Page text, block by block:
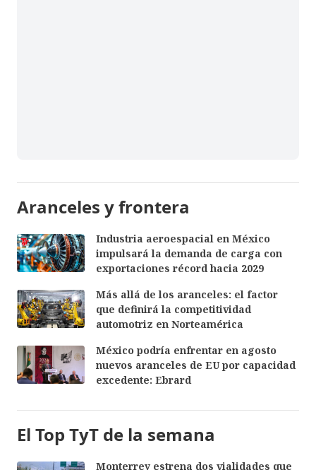
Aranceles y frontera
Industria aeroespacial en México
impulsará la demanda de carga con
exportaciones récord hacia 2029
Más allá de los aranceles: el factor
que definirá la competitividad
automotriz en Norteamérica
México podría enfrentar en agosto
nuevos aranceles de EU por capacidad
excedente: Ebrard
El Top TyT de la semana
Monterrey estrena dos vialidades que